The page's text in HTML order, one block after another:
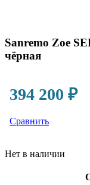
Sanremo Zoe
чёрная
394 200 ₽
Сравнить
Нет в наличии